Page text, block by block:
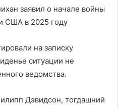
на записку
ситуации не
ведомства.
Дэвидсон, тогдашний